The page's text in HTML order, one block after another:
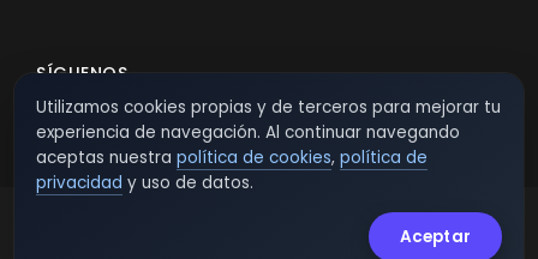
SÍGUENOS
© 2026 TSW - TecnoServiWeb. All Rights Reserved.
Utilizamos cookies propias y de terceros para mejorar tu
experiencia de navegación. Al continuar navegando
aceptas nuestra política de cookies, política de
privacidad y uso de datos.
Aceptar